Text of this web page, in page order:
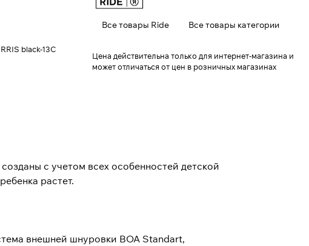
black-13C
Все товары Ride Все товары категории
Цена действительна только для интернет-магазина и
может отличаться от цен в розничных магазинах
с учетом всех особенностей детской
растет.
внешней шнуровки BOA Standart,